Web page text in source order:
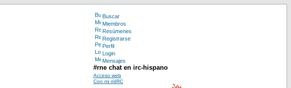
Buscar
Miembros
Resúmenes
Registrarse
Perfil
Login
Mensajes
#rne chat en irc-hispano
Acceso web
Con mi mIRC